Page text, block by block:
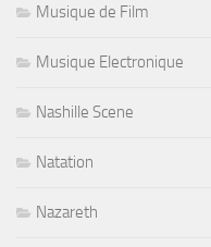
Musique de Film
Musique Electronique
Nashille Scene
Natation
Nazareth